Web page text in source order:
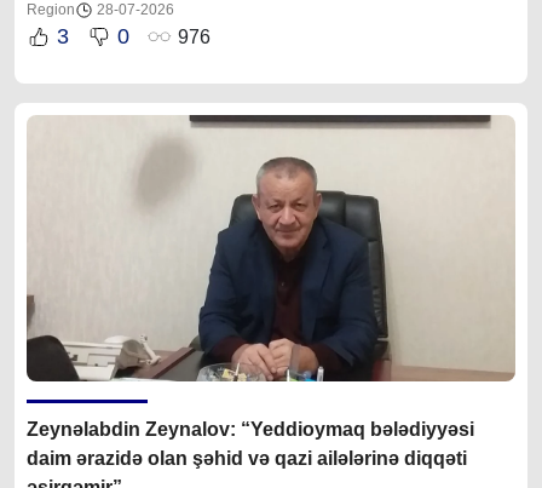
Region 28-07-2026
3 0 976
Zeynəlabdin Zeynalov: “Yeddioymaq bələdiyyəsi
daim ərazidə olan şəhid və qazi ailələrinə diqqəti